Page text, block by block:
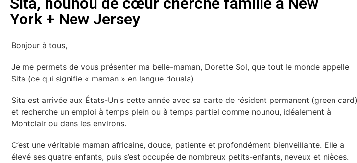
York + New Jersey
Bonjour à tous,
Je me permets de vous présenter ma belle-maman, Dorette Sol, que tout le monde appelle
Sita (ce qui signifie « maman » en langue douala).
Sita est arrivée aux États-Unis cette année avec sa carte de résident permanent (green card)
et recherche un emploi à temps plein ou à temps partiel comme nounou, idéalement à
Montclair ou dans les environs.
C’est une véritable maman africaine, douce, patiente et profondément bienveillante. Elle a
élevé ses quatre enfants, puis s’est occupée de nombreux petits-enfants, neveux et nièces.